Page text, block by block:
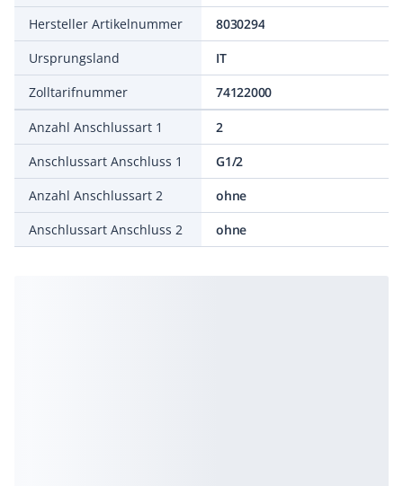
Hersteller Artikelnummer
8030294
Ursprungsland
IT
Zolltarifnummer
74122000
Anzahl Anschlussart 1
2
Anschlussart Anschluss 1
G1/2
Anzahl Anschlussart 2
ohne
Anschlussart Anschluss 2
ohne